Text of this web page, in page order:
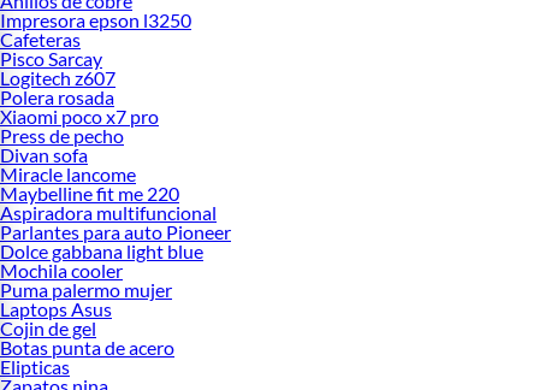
Impresora epson l3250
Cafeteras
Pisco Sarcay
Logitech z607
Polera rosada
Xiaomi poco x7 pro
Press de pecho
Divan sofa
Miracle lancome
Maybelline fit me 220
Aspiradora multifuncional
Parlantes para auto Pioneer
Dolce gabbana light blue
Mochila cooler
Puma palermo mujer
Laptops Asus
Cojin de gel
Botas punta de acero
Elipticas